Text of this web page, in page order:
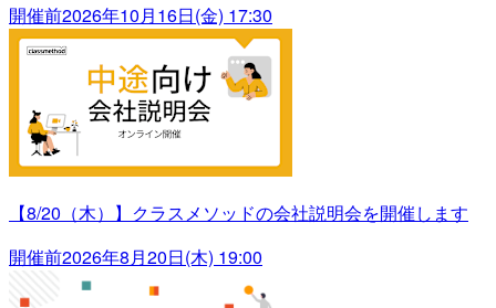
開催前2026年10月16日(金) 17:30
【8/20（木）】クラスメソッドの会社説明会を開催します
開催前2026年8月20日(木) 19:00